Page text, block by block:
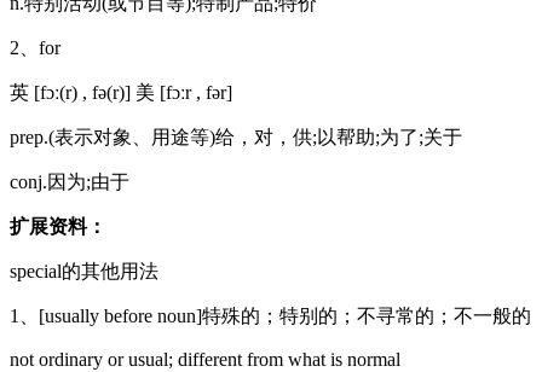
2、for
英 [fɔː(r) , fə(r)] 美 [fɔːr , fər]
prep.(表示对象、用途等)给，对，供;以帮助;为了;关于
conj.因为;由于
扩展资料：
special的其他用法
1、[usually before noun]特殊的；特别的；不寻常的；不一般的
not ordinary or usual; different from what is normal